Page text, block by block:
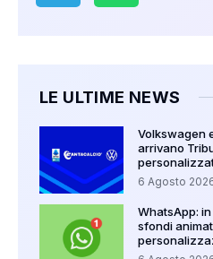
LE ULTIME NEWS
Volkswagen
arrivano
6 Agosto
WhatsApp:
sfondi